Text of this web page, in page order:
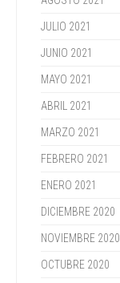
JULIO 2021
JUNIO 2021
MAYO 2021
ABRIL 2021
MARZO 2021
FEBRERO 2021
ENERO 2021
DICIEMBRE 2020
NOVIEMBRE 2020
OCTUBRE 2020